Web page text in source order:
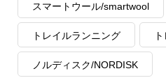
スマートウール/smartwool
トレイルランニング
ノルディスク/NORDISK